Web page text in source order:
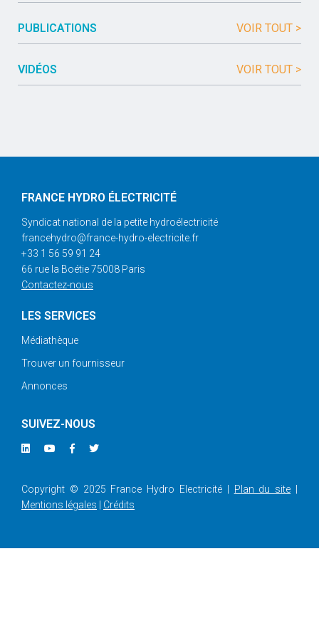
PUBLICATIONS VOIR TOUT >
VIDÉOS VOIR TOUT >
FRANCE HYDRO ÉLECTRICITÉ
Syndicat national de la petite hydroélectricité
francehydro@france-hydro-electricite.fr
+33 1 56 59 91 24
66 rue la Boétie 75008 Paris
Contactez-nous
LES SERVICES
Médiathèque
Trouver un fournisseur
Annonces
SUIVEZ-NOUS
Copyright © 2025 France Hydro Electricité | Plan du site
Mentions légales
Crédits